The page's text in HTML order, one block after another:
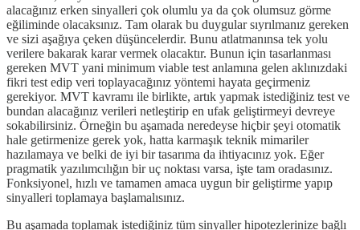
alacağınız erken sinyalleri çok olumlu ya da çok olumsuz görme
eğiliminde olacaksınız. Tam olarak bu duygular sıyrılmanız gereken
ve sizi aşağıya çeken düşüncelerdir. Bunu atlatmanınsa tek yolu
verilere bakarak karar vermek olacaktır. Bunun için tasarlanması
gereken MVT yani minimum viable test anlamına gelen aklınızdaki
fikri test edip veri toplayacağınız yöntemi hayata geçirmeniz
gerekiyor. MVT kavramı ile birlikte, artık yapmak istediğiniz test ve
bundan alacağınız verileri netleştirip en ufak geliştirmeyi devreye
sokabilirsiniz. Örneğin bu aşamada neredeyse hiçbir şeyi otomatik
hale getirmenize gerek yok, hatta karmaşık teknik mimariler
hazılamaya ve belki de iyi bir tasarıma da ihtiyacınız yok. Eğer
pragmatik yazılımcılığın bir uç noktası varsa, işte tam oradasınız.
Fonksiyonel, hızlı ve tamamen amaca uygun bir geliştirme yapıp
sinyalleri toplamaya başlamalısınız.
Bu aşamada toplamak istediğiniz tüm sinyaller hipotezlerinize bağlı